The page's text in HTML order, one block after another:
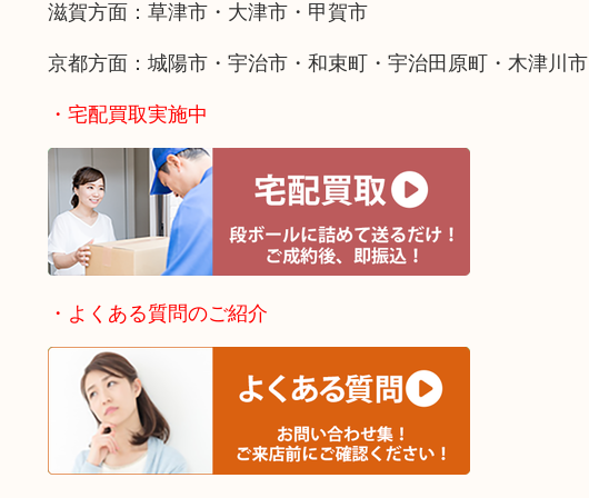
滋賀方面：草津市・大津市・甲賀市
京都方面：城陽市・宇治市・和束町・宇治田原町・木津川市
・宅配買取実施中
・よくある質問のご紹介